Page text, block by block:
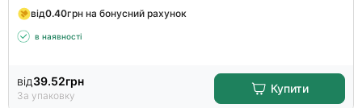
від0.40грн на бонусний рахунок
в наявності
від39.52грн
За упаковку
Купити